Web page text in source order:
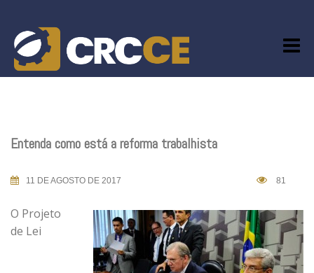
content
Entenda como está a reforma trabalhista
11 DE AGOSTO DE 2017 81
O Projeto
de Lei